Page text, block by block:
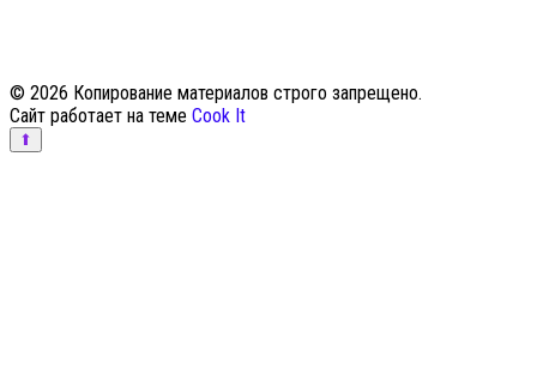
© 2026 Копирование материалов строго запрещено.
Сайт работает на теме Cook It